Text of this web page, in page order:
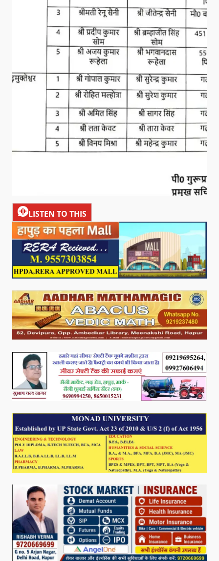
LISTEN TO THIS